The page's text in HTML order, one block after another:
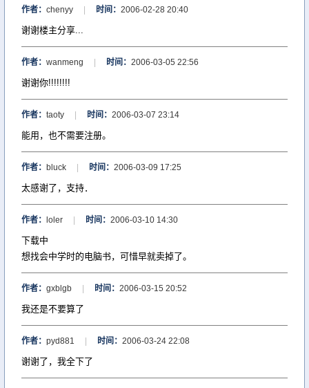
作者： chenyy 时间： 2006-02-28 20:40
谢谢楼主分享...
作者： wanmeng 时间： 2006-03-05 22:56
谢谢你!!!!!!!!
作者： taoty 时间： 2006-03-07 23:14
能用，也不需要注册。
作者： bluck 时间： 2006-03-09 17:25
太感谢了，支持．
作者： loler 时间： 2006-03-10 14:30
下载中
想找会中学时的电脑书，可惜早就卖掉了。
作者： gxblgb 时间： 2006-03-15 20:52
我还是不要算了
作者： pyd881 时间： 2006-03-24 22:08
谢谢了，我全下了